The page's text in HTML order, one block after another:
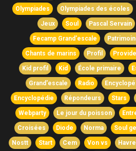
Olympiades Olympiades des écoles
Jeux Soul Pascal Servain
Fecamp Grand'escale
Chants de marins Profil
Kid profil Kid École primaire
Grand'escale Radio
Encyclopédie Répondeurs Stars
Webparty Le jour du poisson
Croisées Diode Norma Soul
Nostt Start Cem Von vs